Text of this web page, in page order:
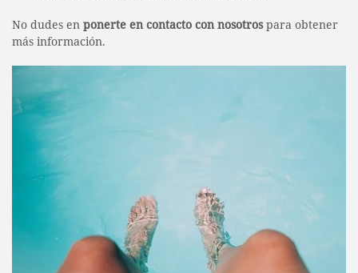
No dudes en ponerte en contacto con nosotrospara obtener
más información.